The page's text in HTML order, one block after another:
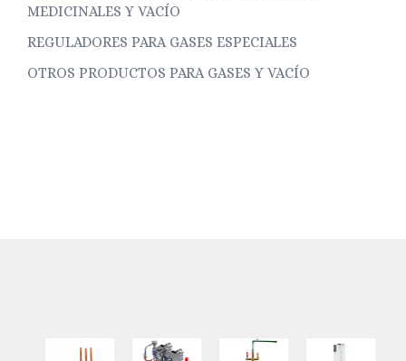
MEDICINALES Y VACÍO
REGULADORES PARA GASES ESPECIALES
OTROS PRODUCTOS PARA GASES Y VACÍO